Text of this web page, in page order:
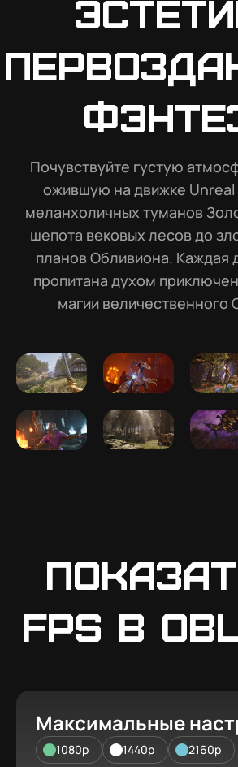
Почувствуйте густую
ожившую на движке Unreal
меланхоличных туманов
шепота вековых лесов до
планов Обливиона. Каждая
пропитана духом
магии величественного
FPS в
Максимальные
1080p 1440p 2160p